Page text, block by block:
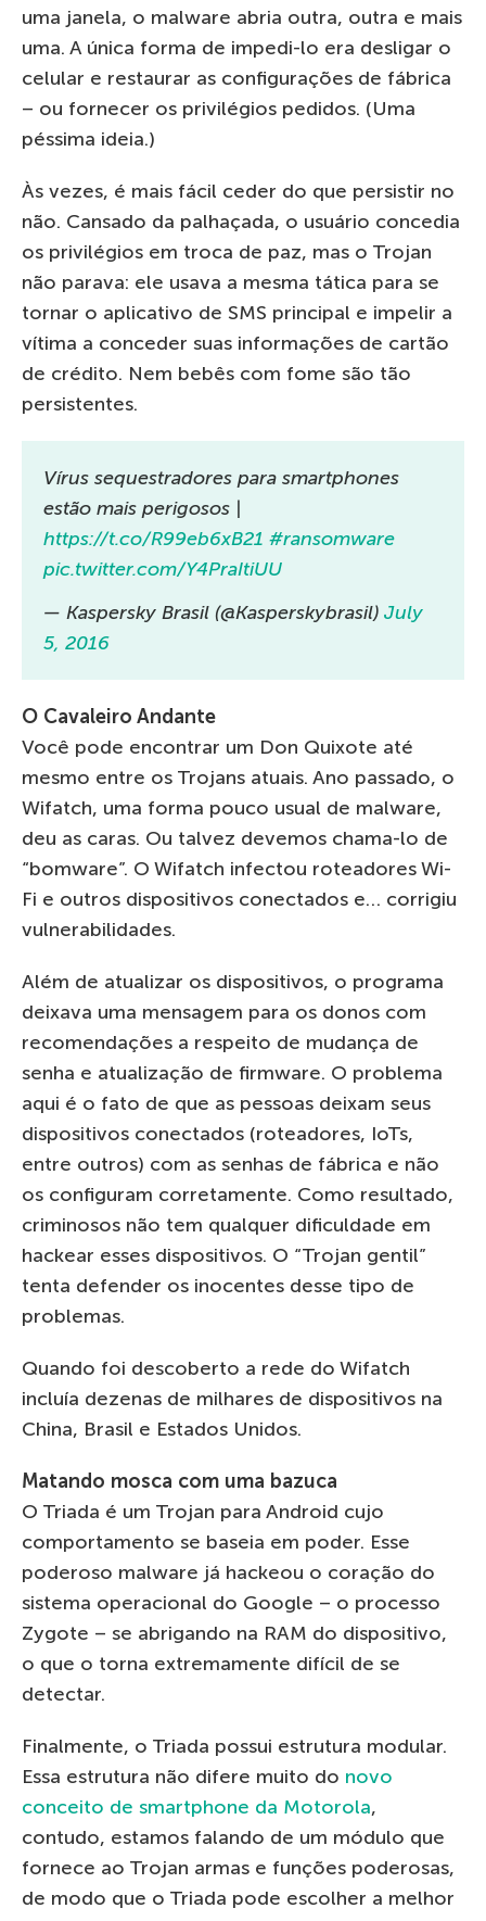
uma janela, o malware abria outra, outra e mais
uma. A única forma de impedi-lo era desligar o
celular e restaurar as configurações de fábrica
– ou fornecer os privilégios pedidos. (Uma
péssima ideia.)
Às vezes, é mais fácil ceder do que persistir no
não. Cansado da palhaçada, o usuário concedia
os privilégios em troca de paz, mas o Trojan
não parava: ele usava a mesma tática para se
tornar o aplicativo de SMS principal e impelir a
vítima a conceder suas informações de cartão
de crédito. Nem bebês com fome são tão
persistentes.
Vírus sequestradores para smartphones
estão mais perigosos |
https://t.co/R99eb6xB21 #ransomware
pic.twitter.com/Y4PraItiUU
— Kaspersky Brasil (@Kasperskybrasil) July
5, 2016
O Cavaleiro Andante
Você pode encontrar um Don Quixote até
mesmo entre os Trojans atuais. Ano passado, o
Wifatch, uma forma pouco usual de malware,
deu as caras. Ou talvez devemos chama-lo de
“bomware”. O Wifatch infectou roteadores Wi-
Fi e outros dispositivos conectados e… corrigiu
vulnerabilidades.
Além de atualizar os dispositivos, o programa
deixava uma mensagem para os donos com
recomendações a respeito de mudança de
senha e atualização de firmware. O problema
aqui é o fato de que as pessoas deixam seus
dispositivos conectados (roteadores, IoTs,
entre outros) com as senhas de fábrica e não
os configuram corretamente. Como resultado,
criminosos não tem qualquer dificuldade em
hackear esses dispositivos. O “Trojan gentil”
tenta defender os inocentes desse tipo de
problemas.
Quando foi descoberto a rede do Wifatch
incluía dezenas de milhares de dispositivos na
China, Brasil e Estados Unidos.
Matando mosca com uma bazuca
O Triada é um Trojan para Android cujo
comportamento se baseia em poder. Esse
poderoso malware já hackeou o coração do
sistema operacional do Google – o processo
Zygote – se abrigando na RAM do dispositivo,
o que o torna extremamente difícil de se
detectar.
Finalmente, o Triada possui estrutura modular.
Essa estrutura não difere muito do novo
conceito de smartphone da Motorola,
contudo, estamos falando de um módulo que
fornece ao Trojan armas e funções poderosas,
de modo que o Triada pode escolher a melhor